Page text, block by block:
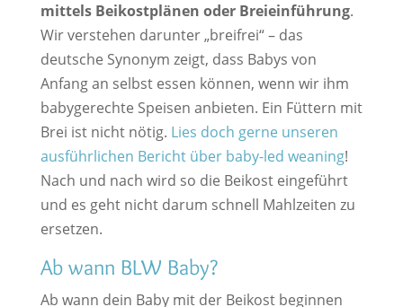
mittels Beikostplänen oder Breieinführung.
Wir verstehen darunter „breifrei“ – das
deutsche Synonym zeigt, dass Babys von
Anfang an selbst essen können, wenn wir ihm
babygerechte Speisen anbieten. Ein Füttern mit
Brei ist nicht nötig. Lies doch gerne unseren
ausführlichen Bericht über baby-led weaning!
Nach und nach wird so die Beikost eingeführt
und es geht nicht darum schnell Mahlzeiten zu
ersetzen.
Ab wann BLW Baby?
Ab wann dein Baby mit der Beikost beginnen